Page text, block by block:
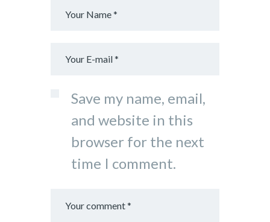
Save my name, email,
and website in this
browser for the next
time I comment.